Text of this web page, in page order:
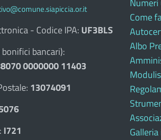
- Codice IPA: UF3BLS
bancari):
0000000 11403
13074091
I721
Come
Albo